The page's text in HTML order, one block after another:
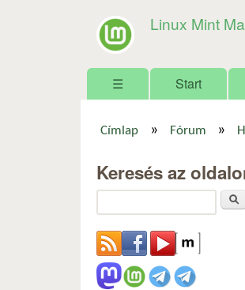
Linux Mint
Főmenü
☰ Start
Címlap » Fórum »
Keresés az